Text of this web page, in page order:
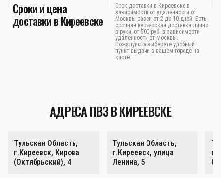
Сроки и цена
доставки в Киреевске
Срок доставки в Киреевске в
зависимости от удаленности от
Москвы равен от 2 до 10 дней. Есть
срочная курьерская доставка лично
в руки, от 500 руб. в зависимости
удалённости от Москвы.
Пожалуйста выберете удобный
пункт выдачи в вашем городе на
карте.
АДРЕСА ПВЗ В КИРЕЕВСКЕ
Тульская Область,
г.Киреевск, Кирова
(Октябрьский), 4
Тульская Область,
г.Киреевск, улица
Ленина, 5